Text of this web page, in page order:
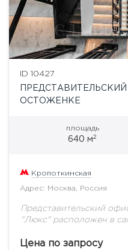
ID 10427
ОСТОЖЕНКЕ
площадь
640 м2
Кропоткинская
Адрес: Москва, Россия
Представительский
"Люкс" расположен в
Пречистенка. Данный
Цена по запросу